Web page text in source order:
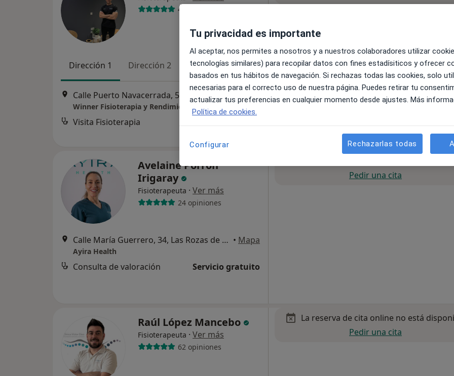
46 opiniones
Dirección 1 Dirección 2
Calle Puerto Navacerrada, 57, Móstoles • Mapa
Winner Fisioterapia y Rendimiento
Visita Fisioterapia
Avelaine Porrón
Irigaray
Fisioterapeuta · Ver más
24 opiniones
Calle María Guerrero, 34, Las Rozas de Madrid • Mapa
Ayira Health
Consulta de valoración Servicio gratuito
Pedir una cita
Raúl López Mancebo
Fisioterapeuta · Ver más
62 opiniones
La reserva de cita online no está
Pedir una cita
Tu privacidad es importante
Al aceptar, nos permites a nosotros y a nuestros colaboradores utilizar
tecnologías similares) para recopilar datos con fines estadísiticos y ofrecer
basados en tus hábitos de navegación. Si rechazas todas las cookies, solo
necesarias para el correcto uso de nuestra página. Puedes retirar tu
actualizar tus preferencias en cualquier momento desde ajustes. Más
Política de cookies.
Configurar Rechazarlas todas